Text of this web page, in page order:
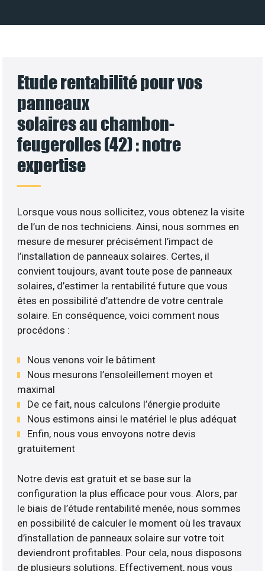
Etude rentabilité pour vos
panneaux
solaires au chambon-
feugerolles (42) : notre
expertise
Lorsque vous nous sollicitez, vous obtenez la visite
de l’un de nos techniciens. Ainsi, nous sommes en
mesure de mesurer précisément l’impact de
l’installation de panneaux solaires. Certes, il
convient toujours, avant toute pose de panneaux
solaires, d’estimer la rentabilité future que vous
êtes en possibilité d’attendre de votre centrale
solaire. En conséquence, voici comment nous
procédons :
Nous venons voir le bâtiment
Nous mesurons l’ensoleillement moyen et
maximal
De ce fait, nous calculons l’énergie produite
Nous estimons ainsi le matériel le plus adéquat
Enfin, nous vous envoyons notre devis
gratuitement
Notre devis est gratuit et se base sur la
configuration la plus efficace pour vous. Alors, par
le biais de l’étude rentabilité menée, nous sommes
en possibilité de calculer le moment où les travaux
d’installation de panneaux solaire sur votre toit
deviendront profitables. Pour cela, nous disposons
de plusieurs solutions. Effectivement, nous vous